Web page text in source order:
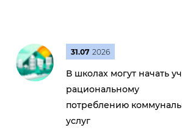
31.07 2026
В школах могут начать
рациональному
потреблению
услуг